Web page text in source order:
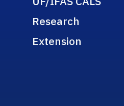
Research
Extension